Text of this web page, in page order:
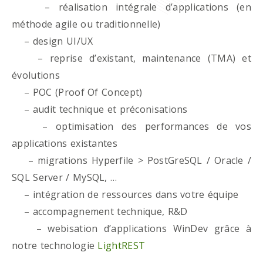
– réalisation intégrale d’applications (en
méthode agile ou traditionnelle)
– design UI/UX
– reprise d’existant, maintenance (TMA) et
évolutions
– POC (Proof Of Concept)
– audit technique et préconisations
– optimisation des performances de vos
applications existantes
– migrations Hyperfile > PostGreSQL / Oracle /
SQL Server / MySQL, …
– intégration de ressources dans votre équipe
– accompagnement technique, R&D
– webisation d’applications WinDev grâce à
notre technologie LightREST